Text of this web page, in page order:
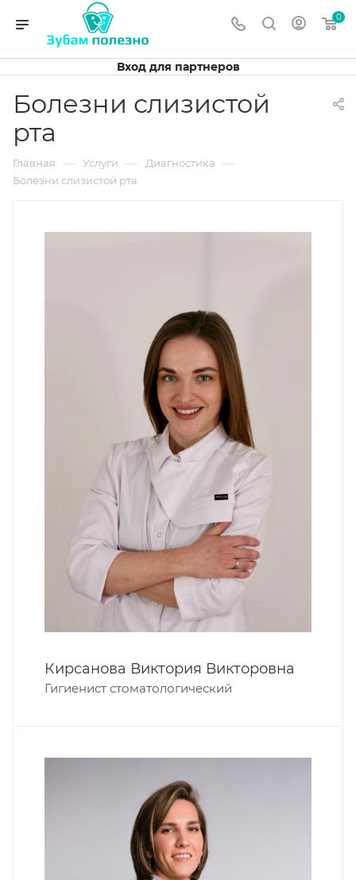
0
Вход для партнеров
Болезни слизистой
рта
Главная — Услуги — Диагностика —
Болезни слизистой рта
Кирсанова Виктория Викторовна
Гигиенист стоматологический